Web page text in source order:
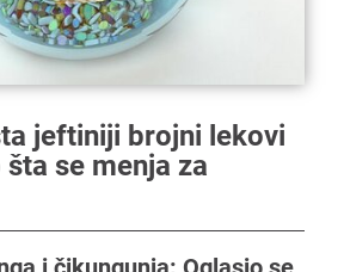
jeftiniji brojni lekovi
se menja za